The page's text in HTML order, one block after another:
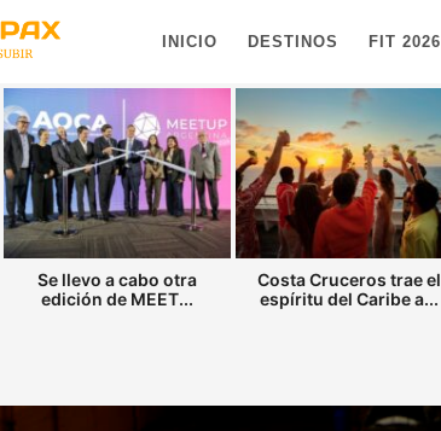
INICIO DESTINOS FIT 2026
Se llevo a cabo otra
edición de MEET...
Costa Cruceros trae el
espíritu del Caribe a...